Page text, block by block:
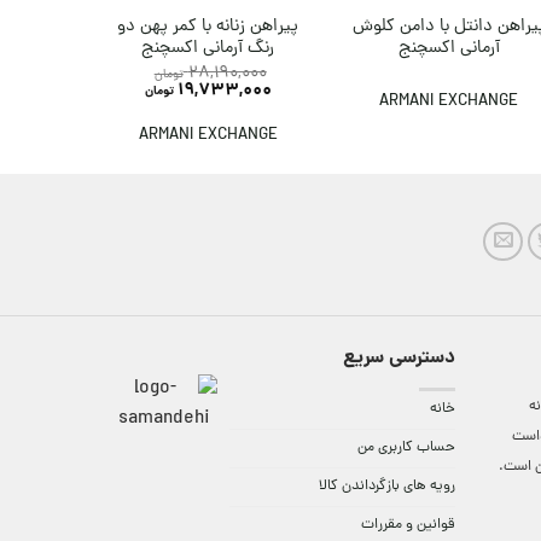
دانتل با دامن کلوش
آرمانی اکسچنج
ARMANI EXCHANGE
پیراهن زنانه با کمر پهن دو
رنگ آرمانی اکسچنج
28,190,000 تومان
19,733,000 تومان
ARMANI EXCHANGE
است.
دسترسی سریع
خانه
حساب کاربری من
رویه های بازگرداندن کالا
قوانین و مقررات